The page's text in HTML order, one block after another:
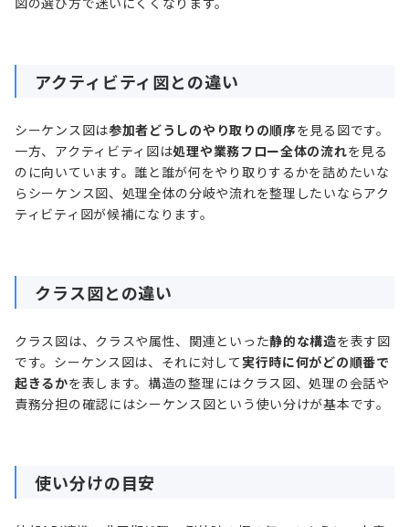
アクティビティ図との違い
シーケンス図は参加者どうしのやり取りの順序を見る図です。
一方、アクティビティ図は処理や業務フロー全体の流れを見る
のに向いています。誰と誰が何をやり取りするかを詰めたいな
らシーケンス図、処理全体の分岐や流れを整理したいならアク
ティビティ図が候補になります。
クラス図との違い
クラス図は、クラスや属性、関連といった静的な構造を表す図
です。シーケンス図は、それに対して実行時に何がどの順番で
起きるかを表します。構造の整理にはクラス図、処理の会話や
責務分担の確認にはシーケンス図という使い分けが基本です。
使い分けの目安